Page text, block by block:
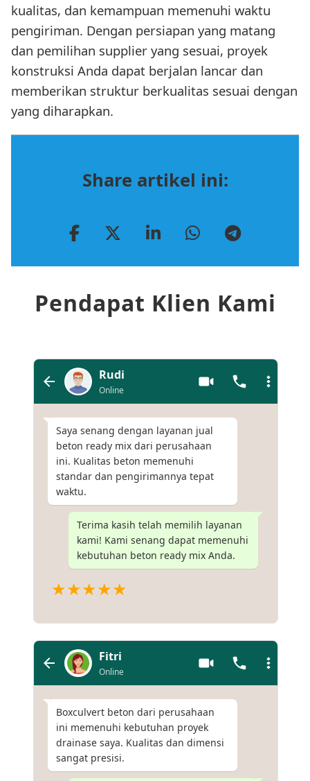
kualitas, dan kemampuan memenuhi waktu
pengiriman. Dengan persiapan yang matang
dan pemilihan supplier yang sesuai, proyek
konstruksi Anda dapat berjalan lancar dan
memberikan struktur berkualitas sesuai dengan
yang diharapkan.
Share artikel ini:
Pendapat Klien Kami
Rudi
Online
Saya senang dengan layanan jual
beton ready mix dari perusahaan
ini. Kualitas beton memenuhi
standar dan pengirimannya tepat
waktu.
Terima kasih telah memilih layanan
kami! Kami senang dapat memenuhi
kebutuhan beton ready mix Anda.
★★★★★
Fitri
Online
Boxculvert beton dari perusahaan
ini memenuhi kebutuhan proyek
drainase saya. Kualitas dan dimensi
sangat presisi.